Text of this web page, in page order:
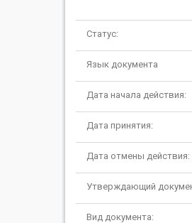
Статус:
Язык документа
Дата начала действия:
Дата принятия:
Дата отмены действия:
Утверждающий
Вид документа: